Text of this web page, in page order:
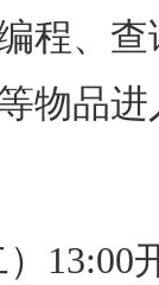
程、
物品
13:00